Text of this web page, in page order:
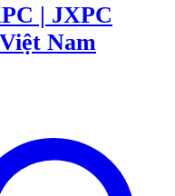
| JXPC
Nam